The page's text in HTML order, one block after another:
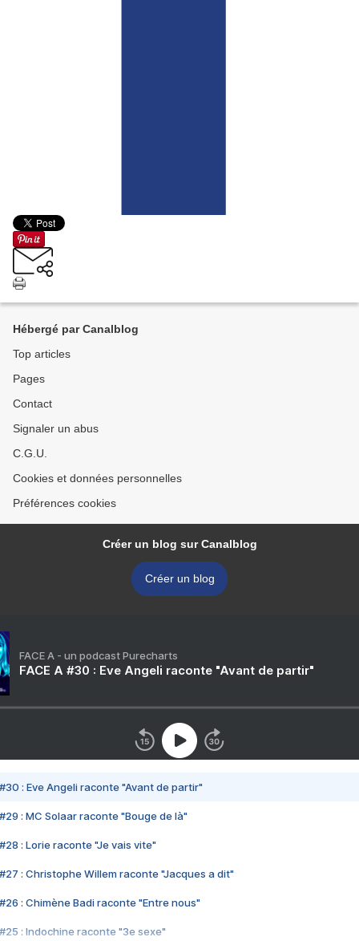
Hébergé par Canalblog
Top articles
Pages
Contact
Signaler un abus
C.G.U.
Cookies et données personnelles
Préférences cookies
Créer un blog sur Canalblog
Créer un blog
FACE A - un podcast Purecharts
FACE A #30 : Eve Angeli raconte "Avant de partir"
#30 : Eve Angeli raconte "Avant de partir"
#29 : MC Solaar raconte "Bouge de là"
#28 : Lorie raconte "Je vais vite"
#27 : Christophe Willem raconte "Jacques a dit"
#26 : Chimène Badi raconte "Entre nous"
#25 : Indochine raconte "3e sexe"